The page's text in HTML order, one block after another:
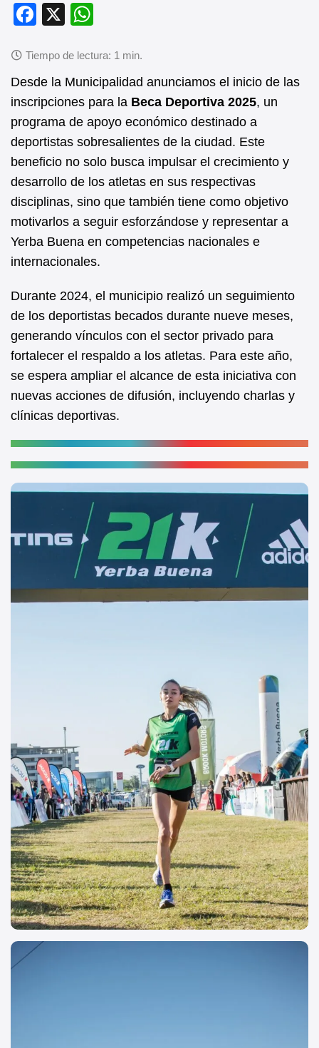
F
c
e
b
o
o
k
X
at
s
A
p
p
Desde la Municipalidad anunciamos el inicio de las
inscripciones para la Beca Deportiva 2025, un
programa de apoyo económico destinado a
deportistas sobresalientes de la ciudad. Este
beneficio no solo busca impulsar el crecimiento y
desarrollo de los atletas en sus respectivas
disciplinas, sino que también tiene como objetivo
motivarlos a seguir esforzándose y representar a
Yerba Buena en competencias nacionales e
internacionales.
Durante 2024, el municipio realizó un seguimiento
de los deportistas becados durante nueve meses,
generando vínculos con el sector privado para
fortalecer el respaldo a los atletas. Para este año,
se espera ampliar el alcance de esta iniciativa con
nuevas acciones de difusión, incluyendo charlas y
clínicas deportivas.